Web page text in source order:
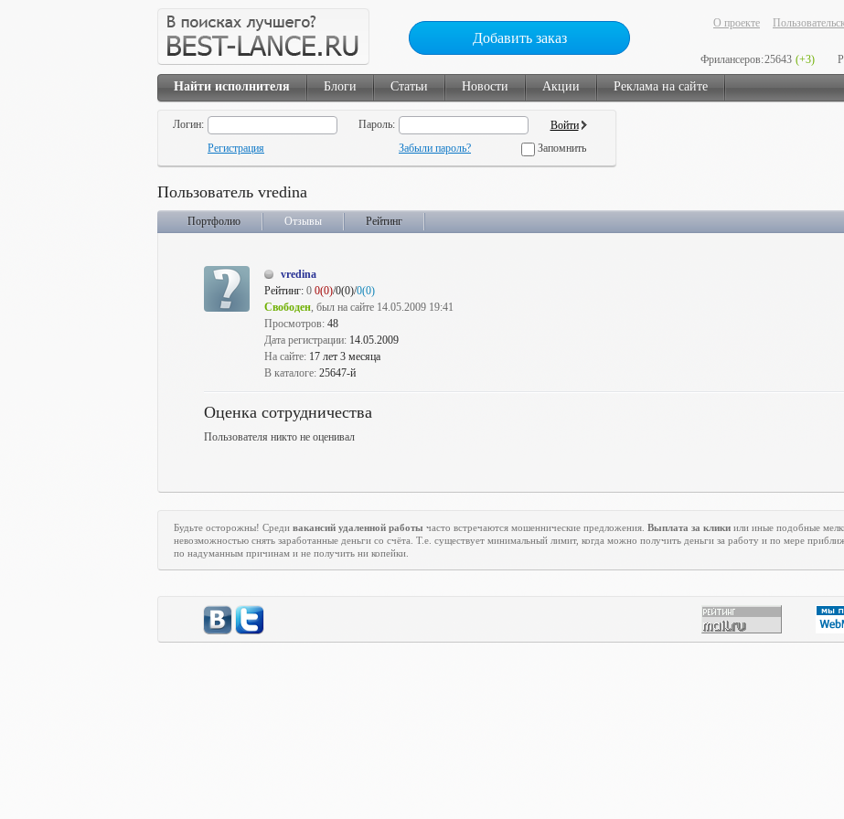
Добавить заказ
О проекте
Фрилансеров:25643 (+3)
Найти исполнителя Блоги Статьи Новости Акции Реклама на сайте
Логин:
Пароль:
Регистрация
Забыли пароль? Запомнить
Пользователь vredina
Портфолио Отзывы Рейтинг
vredina
Рейтинг: 0 0(0)/0(0)/0(0)
Свободен, был на сайте 14.05.2009 19:41
Просмотров: 48
Дата регистрации: 14.05.2009
На сайте: 17 лет 3 месяца
В каталоге: 25647-й
Оценка сотрудничества
Пользователя никто не оценивал
Будьте осторожны! Среди вакансий удаленной работы часто встречаются мошеннические предложения. Выплата за клики или иные подобные
невозможностью снять заработанные деньги со счёта. Т.е. существует минимальный лимит, когда можно получить деньги за работу и по мере
по надуманным причинам и не получить ни копейки.